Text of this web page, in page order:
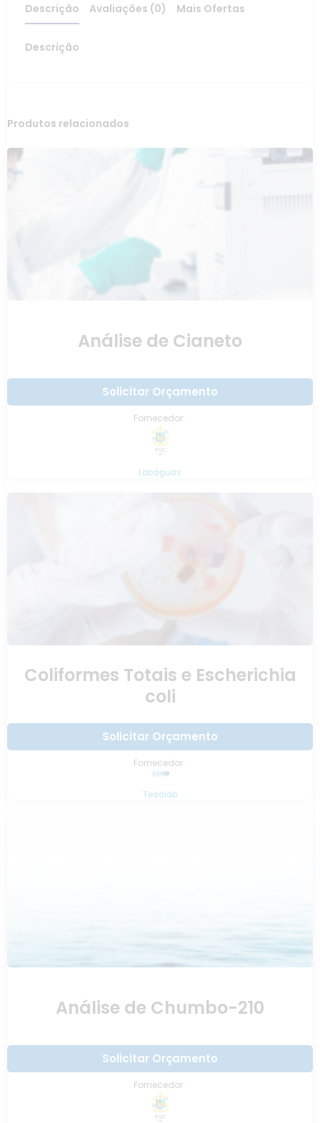
Descrição Avaliações (0) Mais Ofertas
Descrição
Produtos relacionados
Análise de Cianeto
Solicitar Orçamento
Fornecedor:
Labáguas
Coliformes Totais e Escherichia
coli
Solicitar Orçamento
Fornecedor:
Tesalab
Análise de Chumbo-210
Solicitar Orçamento
Fornecedor: